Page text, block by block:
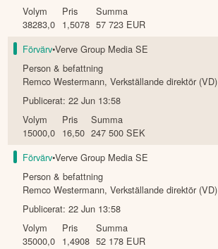
Volym
38283,0
Pris
1,5078
Summa
57 723 EUR
Förvärv•Verve Group Media SE
Person & befattning
Remco Westermann,Verkställande direktör (VD)
Publicerat:22 Jun 13:58
Volym
15000,0
Pris
16,50
Summa
247 500 SEK
Förvärv•Verve Group Media SE
Person & befattning
Remco Westermann,Verkställande direktör (VD)
Publicerat:22 Jun 13:58
Volym
35000,0
Pris
1,4908
Summa
52 178 EUR